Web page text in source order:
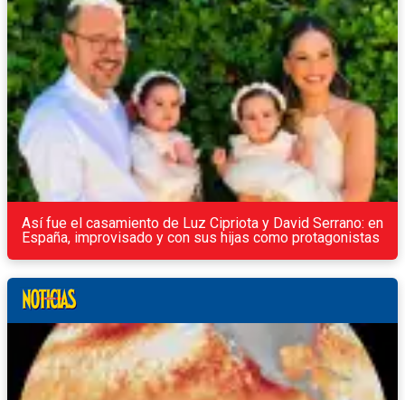
Así fue el casamiento de Luz Cipriota y David Serrano: en
España, improvisado y con sus hijas como protagonistas